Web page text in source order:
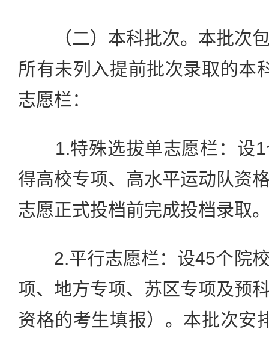
（二）本科批次。本批次包
所有未列入提前批次录取的本
志愿栏：
1.特殊选拔单志愿栏：设1
得高校专项、高水平运动队资
志愿正式投档前完成投档录取
2.平行志愿栏：设45个院校
项、地方专项、苏区专项及预
资格的考生填报）。本批次安